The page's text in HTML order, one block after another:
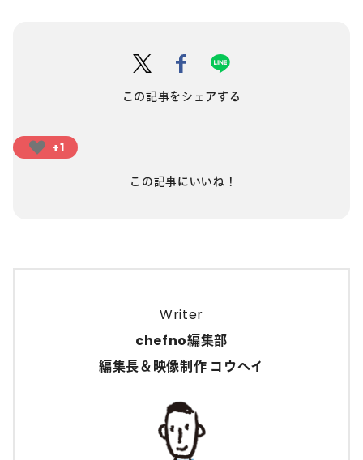
この記事をシェアする
+1
この記事にいいね！
Writer
chefno編集部
編集長＆映像制作 コウヘイ